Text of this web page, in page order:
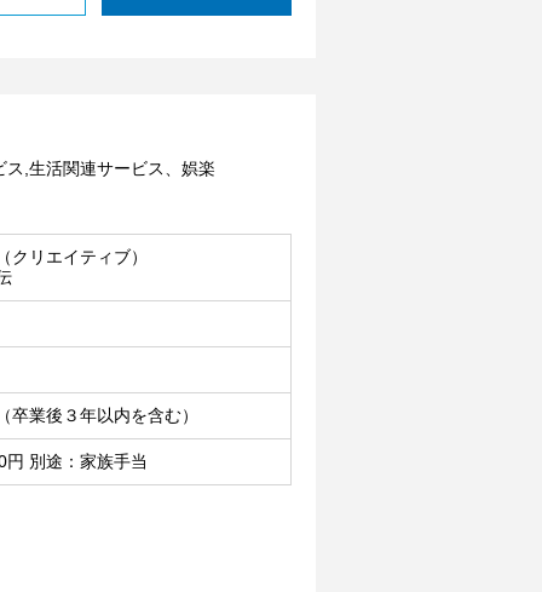
,生活関連サービス、娯楽
クリエイティブ）
卒業後３年以内を含む）
円 別途：家族手当